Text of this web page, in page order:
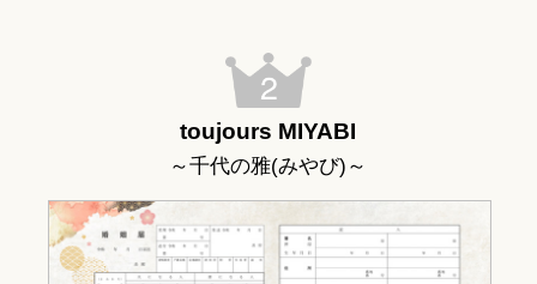
toujours MIYABI
～千代の雅(みやび)～